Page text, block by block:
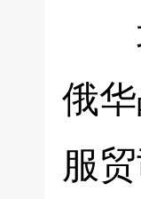
北
俄
服